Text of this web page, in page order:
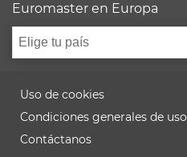
Euromaster en Europa
Elige tu país
Uso de cookies
Condiciones generales de uso
Contáctanos